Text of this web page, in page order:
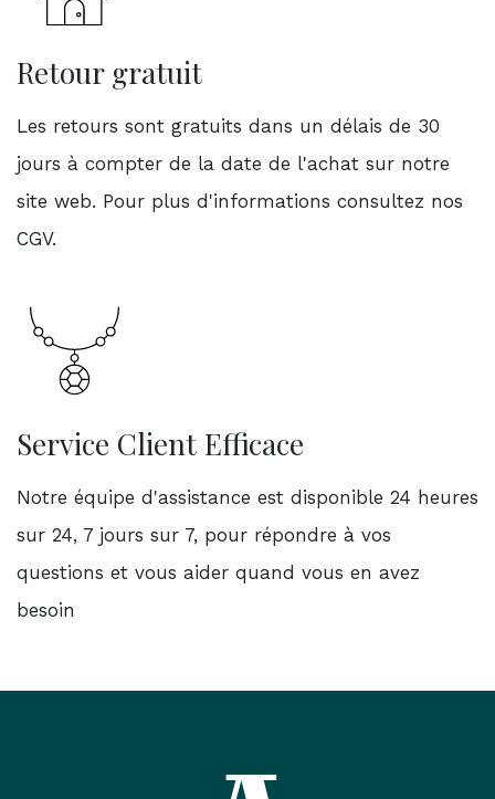
Retour gratuit
Les retours sont gratuits dans un délais de 30
jours à compter de la date de l'achat sur notre
site web. Pour plus d'informations consultez nos
CGV.
Service Client Efficace
Notre équipe d'assistance est disponible 24 heures
sur 24, 7 jours sur 7, pour répondre à vos
questions et vous aider quand vous en avez
besoin